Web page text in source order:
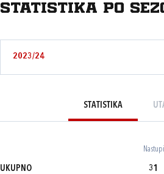
Statistika po
2023/24
STATISTIKA
Nastupi
UKUPNO 31